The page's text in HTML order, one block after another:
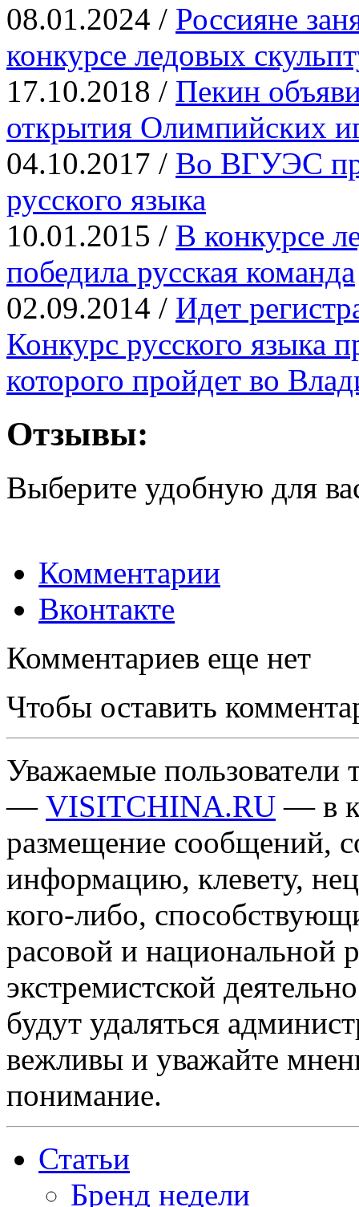
08.01.2024 / Россияне
конкурсе ледовых
17.10.2018 / Пекин
открытия Олимпийских
04.10.2017 / Во ВГУЭС
русского языка
10.01.2015 / В конкурсе
победила русская команда
02.09.2014 / Идет
Конкурс русского языка
которого пройдет во
Отзывы:
Выберите удобную для
Комментарии
Вконтакте
Комментариев еще нет
Чтобы оставить
Уважаемые пользователи
— VISITCHINA.RU — в
размещение сообщений,
информацию, клевету,
кого-либо,
расовой и национальной
экстремистской
будут удаляться
вежливы и уважайте
понимание.
Статьи
Бренд недели